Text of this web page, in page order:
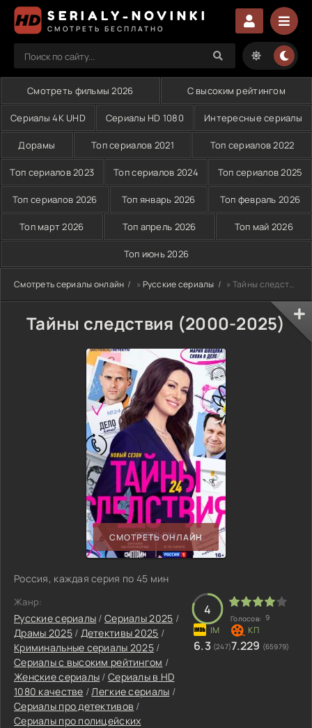
SERIALY-NOVINKI
СМОТРЕТЬ БЕСПЛАТНО
Смотреть фильмы 2026 С высоким рейтингом
Сериалы 4K UHD Сериалы HD 1080 Интересные сериалы
Дорамы Топ сериалов 2021 Топ сериалов 2022
Топ сериалов 2023 Топ сериалов 2024 Топ сериалов 2025
Топ сериалов 2026 Топ январь 2026 Топ февраль 2026
Топ март 2026 Топ апрель 2026 Топ май 2026
Топ июнь 2026
Смотреть сериалы онлайн » Русские сериалы » Тайны следствия (2000-2025)
Тайны следствия (2000-2025)
СМОТРЕТЬ ОНЛАЙН
Россия, каждая серия по 45 мин
Жанр:
Русские сериалы /Сериалы 2025 /
Драмы 2025/ Детективы 2025 /
Криминальные сериалы 2025 /
Сериалы с высоким рейтингом /
Женские сериалы /Сериалы в HD
1080 качестве /Легкие сериалы /
Сериалы про детективов /
Сериалы про полицейских
4
Голосов: 9
6.3 (247)7.229 (65979)